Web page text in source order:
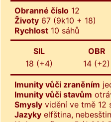
Obranné číslo 12
Životy 67 (9k10 + 18)
Rychlost 10 sáhů
SIL
18 (+4)
OBR
14 (+2)
Imunity vůči zraněním
Imunity vůči stavům
Smysly vidění ve tmě 12
Jazyky elfština,